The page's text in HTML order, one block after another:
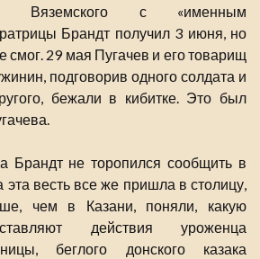
Вяземского с «именным
Брандт получил 3 июня, но
смог. 29 мая Пугачев и его товарищ
подговорив одного солдата и
бежали в кибитке. Это был
Брандт не торопился сообщить в
эта весть все же пришла в столицу,
чем в Казани, поняли, какую
действия уроженца
беглого донского казака